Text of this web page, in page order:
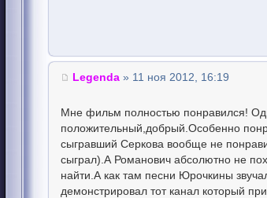
Legenda » 11 ноя 2012, 16:19
Мне фильм полностью понравился!
положительный,добрый.Особенно
сыгравший Серкова вообще не
сыграл).А Романович абсолютно не
найти.А как там песни Юрочкины
демонстрировал тот канал который